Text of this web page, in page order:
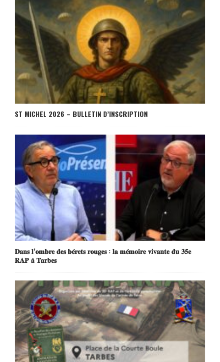
ST MICHEL 2026 – BULLETIN D’INSCRIPTION
𝐃𝐚𝐧𝐬 𝐥’𝐨𝐦𝐛𝐫𝐞 𝐝𝐞𝐬 𝐛𝐞́𝐫𝐞𝐭𝐬 𝐫𝐨𝐮𝐠𝐞𝐬 : 𝐥𝐚 𝐦𝐞́𝐦𝐨𝐢𝐫𝐞 𝐯𝐢𝐯𝐚𝐧𝐭𝐞 𝐝𝐮 𝟑𝟓𝐞
𝐑𝐀𝐏 𝐚̀ 𝐓𝐚𝐫𝐛𝐞𝐬